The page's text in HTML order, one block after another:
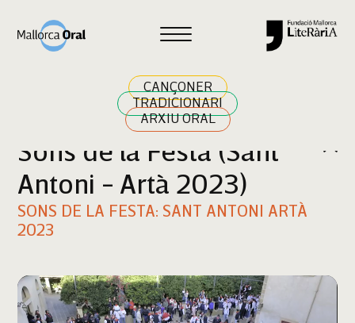
CANÇONER
TRADICIONARI
ARXIU ORAL
Cercar
Sons de la Festa (Sant
Antoni - Artà 2023)
SONS DE LA FESTA: SANT ANTONI ARTÀ
2023
Reproductor
de
vídeo